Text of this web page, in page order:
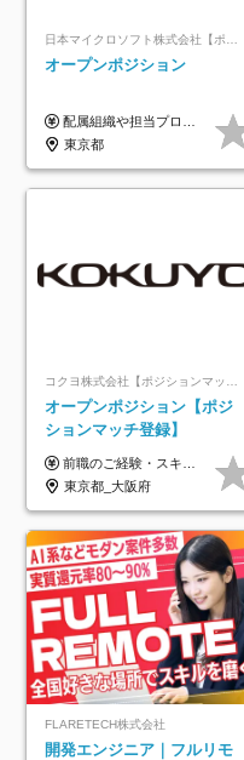
日本マイクロソフト株式会社【ポジションマッチ登録】
オープンポジション
配属組織や担当プロジェクトにより異なります。 ▼参考情報 ----------------------- 年俸650万～（1/12を月々支給） ※経験、能力を考慮の上、当社規定により優遇いたします。 ※時間外、休日出勤、深夜手当に対する賃金も基本年俸に含みます。
東京都
コクヨ株式会社【ポジションマッチ登録】
オープンポジション【ポジ
ションマッチ登録】
前職のご経験・スキル等を考慮して決定します。
東京都_大阪府
FLARETECH株式会社
開発エンジニア｜フルリモ